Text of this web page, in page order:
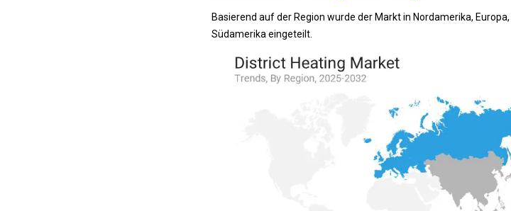
Basierend auf der Region wurde der Markt in Nordamerika,
Südamerika eingeteilt.